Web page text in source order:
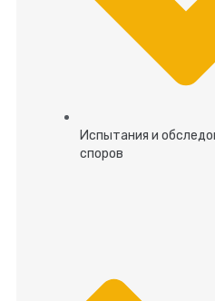
Испытания и
споров